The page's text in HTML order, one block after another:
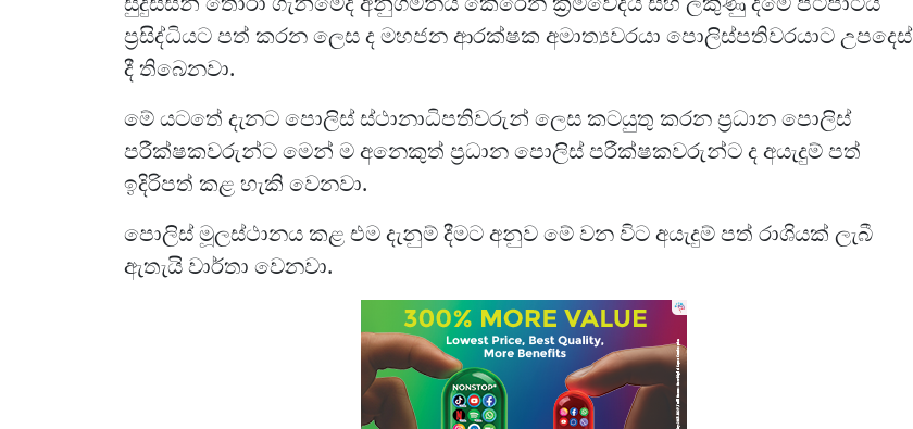
ප්‍රසිද්ධියට පත් කරන ලෙස ද මහජන ආරක්ෂක අමාත්‍යවරයා පොලිස්පතිවරයාට උපදෙස්
දී තිබෙනවා.
මේ යටතේ දැනට පොලිස් ස්ථානාධිපතිවරුන් ලෙස කටයුතු කරන ප්‍රධාන පොලිස්
පරීක්ෂකවරුන්ට මෙන් ම අනෙකුත් ප්‍රධාන පොලිස් පරීක්ෂකවරුන්ට ද අයැදුම් පත්
ඉදිරිපත් කළ හැකි වෙනවා.
පොලිස් මූලස්ථානය කළ එම දැනුම් දීමට අනුව මේ වන විට අයැදුම් පත් රාශියක් ලැබී
ඇතැයි වාර්තා වෙනවා.